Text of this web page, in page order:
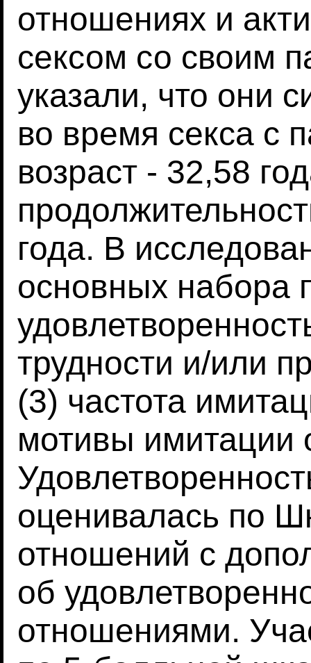
отношениях и
сексом со своим
указали, что они
во время секса с
возраст - 32,58
года. В
основных набора
трудности и/или
(3) частота
мотивы имитации
оценивалась по
отношений с
об
отношениями.